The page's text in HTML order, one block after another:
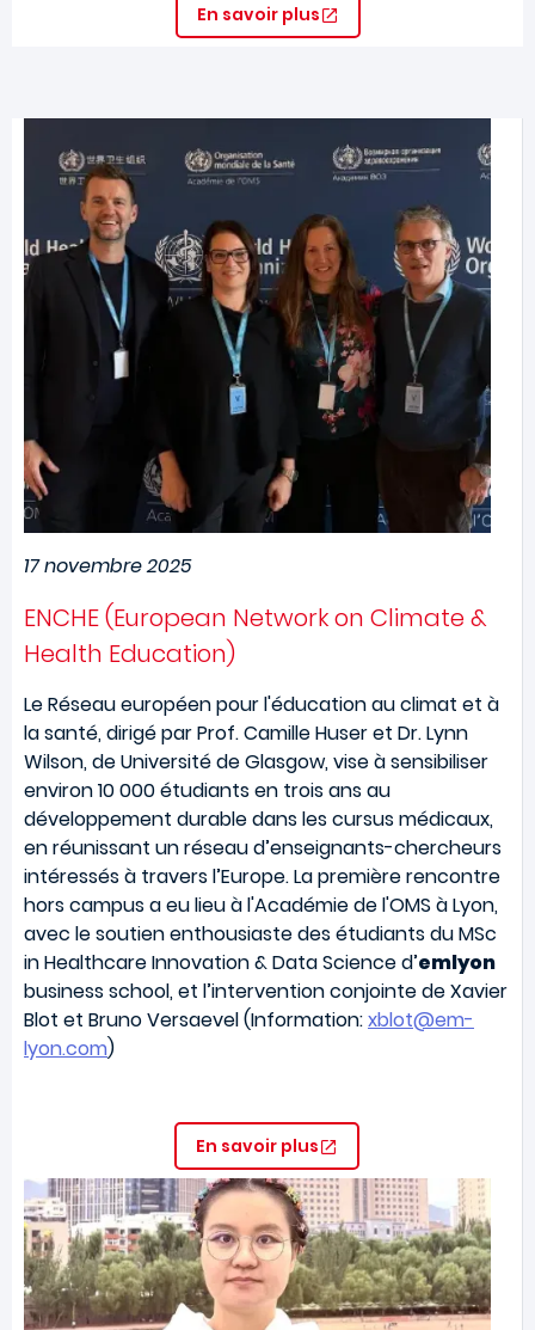
En savoir plus
17 novembre 2025
ENCHE (European Network on Climate &
Health Education)
Le Réseau européen pour l'éducation au climat et à
la santé, dirigé par Prof. Camille Huser et Dr. Lynn
Wilson, de Université de Glasgow, vise à sensibiliser
environ 10 000 étudiants en trois ans au
développement durable dans les cursus médicaux,
en réunissant un réseau d’enseignants-chercheurs
intéressés à travers l’Europe. La première rencontre
hors campus a eu lieu à l'Académie de l'OMS à Lyon,
avec le soutien enthousiaste des étudiants du MSc
in Healthcare Innovation & Data Science d’emlyon
business school, et l’intervention conjointe de Xavier
Blot et Bruno Versaevel (Information:xblot@em-
lyon.com)
En savoir plus
Image